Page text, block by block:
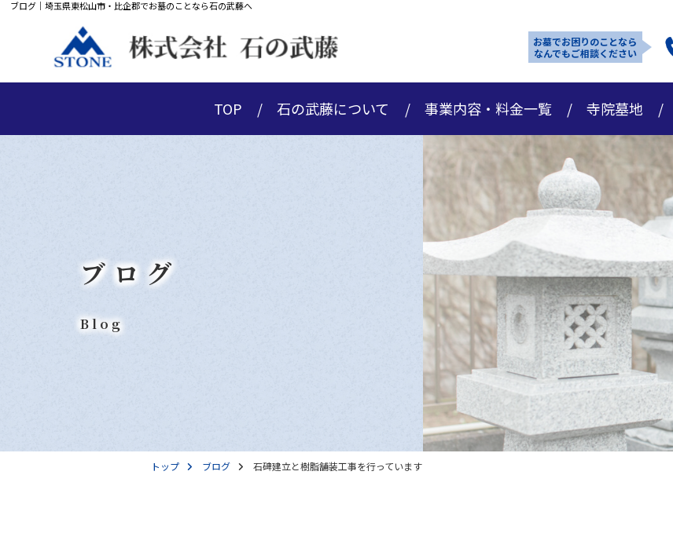
ブログ｜埼玉県東松山市・比企郡でお墓のことなら石の武藤へ
お墓でお困りのことなら
なんでもご相談ください
TOP 石の武藤について 事業内容・料金一覧 寺院墓地
ブログ
Blog
トップ ブログ 石碑建立と樹脂舗装工事を行っています